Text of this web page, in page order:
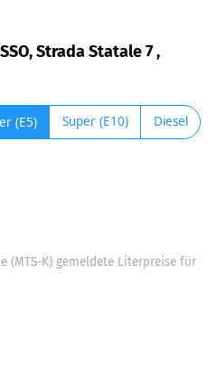
Strada Statale 7 ,
(E5) Super (E10) Diesel
(MTS-K) gemeldete Literpreise für